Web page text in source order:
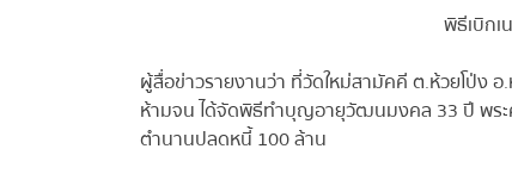
พิธีเบิกเ
ผู้สื่อข่าวรายงานว่า ที่วัดใหม่สามัคคี ต.ห้วยโป่ง
ห้ามจน ได้จัดพิธีทำบุญอายุวัฒนมงคล 33 ปี พระ
ตำนานปลดหนี้ 100 ล้าน